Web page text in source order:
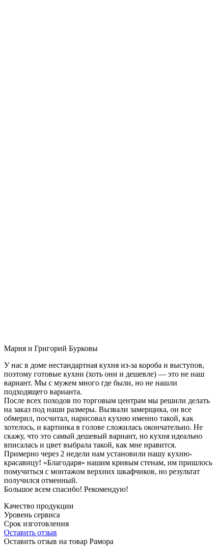
Мария и Григорий Бурковы
У нас в доме нестандартная кухня из-за короба и выступов,
поэтому готовые кухни (хоть они и дешевле) — это не наш
вариант. Мы с мужем много где были, но не нашли
подходящего варианта.
После всех походов по торговым центрам мы решили делать
на заказ под наши размеры. Вызвали замерщика, он все
обмерил, посчитал, нарисовал кухню именно такой, как
хотелось, и картинка в голове сложилась окончательно. Не
скажу, что это самый дешевый вариант, но кухня идеально
вписалась и цвет выбрала такой, как мне нравится.
Примерно через 2 недели нам установили нашу кухню-
красавицу! «Благодаря» нашим кривым стенам, им пришлось
помучиться с монтажом верхних шкафчиков, но результат
получился отменный.
Большое всем спасибо! Рекомендую!
Качество продукции
Уровень сервиса
Срок изготовления
Оставить отзыв
Оставить отзыв на товар Рамора